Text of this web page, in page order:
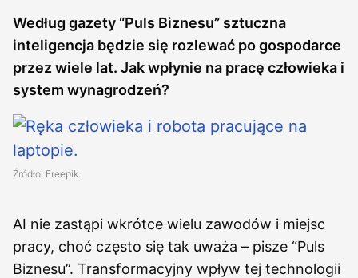
Według gazety “Puls Biznesu” sztuczna
inteligencja będzie się rozlewać po gospodarce
przez wiele lat. Jak wpłynie na pracę człowieka i
system wynagrodzeń?
Źródło: Freepik
AI nie zastąpi wkrótce wielu zawodów i miejsc
pracy, choć często się tak uważa – pisze “Puls
Biznesu”. Transformacyjny wpływ tej technologii